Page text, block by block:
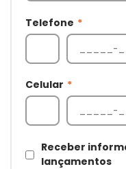
Telefone *
Celular *
Receber
lançamentos